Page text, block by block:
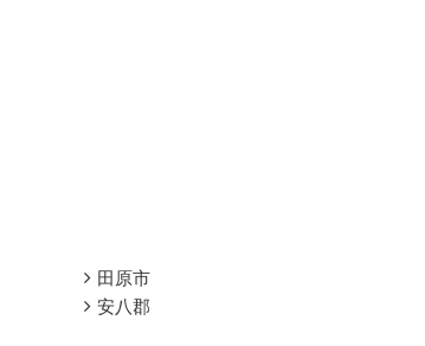
田原市
安八郡